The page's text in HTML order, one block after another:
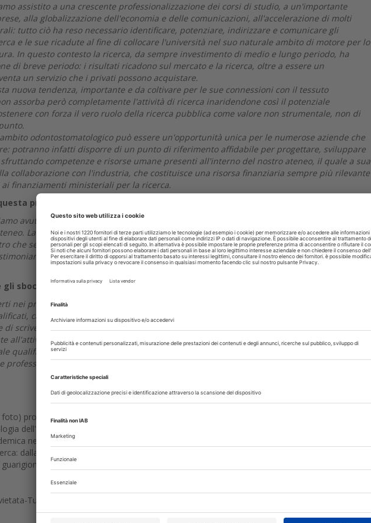
assistito a una crescente professionalizzazione dei corsi di studio, a un'importante
alla globalizzazione dell'economia e delle comunicazioni, all'accelerazione di molti
tutto ciò ha reso necessario identificare, potenziare, indirizzare e comunicare gli
e le sue ricadute al fine di collocare l'università nel suo naturale ambito di motore per lo
In questo contesto la ricerca, da sempre investimento di medio e lungo periodo, ha
di breve periodo: i risultati ricadono sul mercato e la ricerca, oltre a essere un
un servizio che i privati possono acquistare.
nuova tendenza, importante e da coltivare per le sue connessioni con il tessuto
assorba però completamente l'attività di ricerca inaridendone così il potenziale
con forza il vero ruolo della ricerca pubblica come valore non strumentale, non di
odontostomatologico può essere un'opportunità unica per le numerose aziende che
potranno infatti disporre di un punto di riferimento affidabile per progettare, sviluppare
competenze e risorse umane presenti all'interno del nostro ateneo, il quale a sua
collaborazione con l'industria, che costituisce una risorsa finanziaria sempre più rilevante
finanziamenti ministeriali per la ricerca.
prima edizione? Chi sono i nuovi dottorandi?
avuto ben 25 iscritti, di cui 2 stranieri, per coprire un totale di 7 posti disponibili, di cui
La maggioranza di loro ha presentato progetti di ricerca di ottimo livello qualitativo e
che semplice. Circa il 20% dei partecipanti (e 2 tra i neo dottorandi) aveva una laurea in
dell'interesse che questo dottorato ha suscitato al di fuori del campo
sbocchi occupazionali per un dottore di ricerca in scienze odontostomatologiche?
nei propri campi di competenza consentirà di avere, al termine del triennio, dottori di
capaci di sviluppare autonomamente attività di ricerca avanzata, di analizzare i
di scrivere articoli scientifici per riviste internazionali. Poiché molte ricerche scientifiche
all'attività assistenziale, al termine del ciclo il dottore di ricerca avrà acquisito
qualificata e specialistica al servizio della comunità.
professionali sono: libera professione, carriera accademica, ricerca e sviluppo nel settore
foto) professore ordinario di Malattie Odontostomatologiche, è attualmente direttore del
dell'Istituto Ortopedico Galeazzi IRCCS di Milano.
nel 1975 e dal 1990 è professore di prima fascia, sempre a Milano. Nel tempo si è
dalla medicina rigenerativa all'ingegneria dei tessuti, dalle metodiche di chirurgia implantare
dell'osso. È autore di libri di testo e di numerosi lavori scientifici pubblicati su riviste
Tutti i diritti riservati